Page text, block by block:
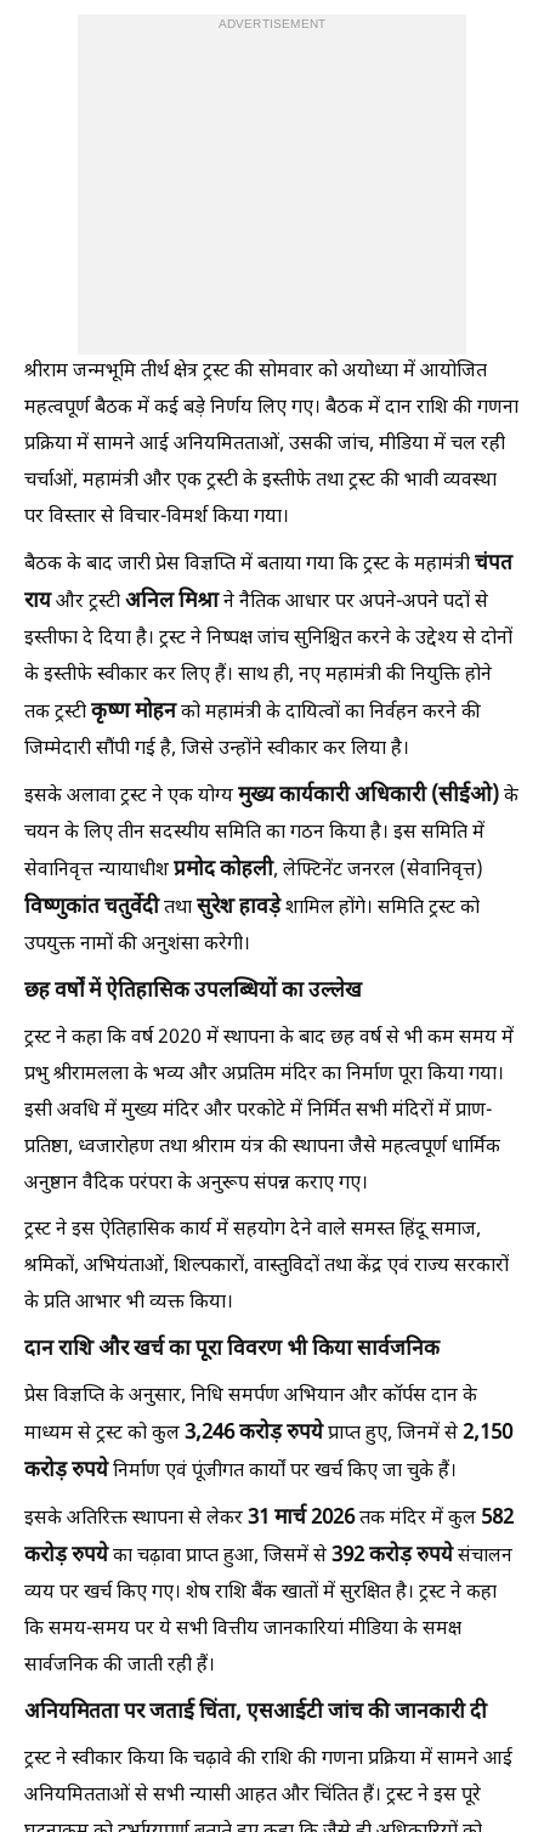
ADVERTISEMENT
श्रीराम जन्मभूमि तीर्थ क्षेत्र ट्रस्ट की सोमवार को अयोध्या में आयोजित
महत्वपूर्ण बैठक में कई बड़े निर्णय लिए गए। बैठक में दान राशि की गणना
प्रक्रिया में सामने आई अनियमितताओं, उसकी जांच, मीडिया में चल रही
चर्चाओं, महामंत्री और एक ट्रस्टी के इस्तीफे तथा ट्रस्ट की भावी व्यवस्था
पर विस्तार से विचार-विमर्श किया गया।
बैठक के बाद जारी प्रेस विज्ञप्ति में बताया गया कि ट्रस्ट के महामंत्रीचंपत
रायऔर ट्रस्टीअनिल मिश्राने नैतिक आधार पर अपने-अपने पदों से
इस्तीफा दे दिया है। ट्रस्ट ने निष्पक्ष जांच सुनिश्चित करने के उद्देश्य से दोनों
के इस्तीफे स्वीकार कर लिए हैं। साथ ही, नए महामंत्री की नियुक्ति होने
तक ट्रस्टीकृष्ण मोहनको महामंत्री के दायित्वों का निर्वहन करने की
जिम्मेदारी सौंपी गई है, जिसे उन्होंने स्वीकार कर लिया है।
इसके अलावा ट्रस्ट ने एक योग्यमुख्य कार्यकारी अधिकारी (सीईओ)के
चयन के लिए तीन सदस्यीय समिति का गठन किया है। इस समिति में
सेवानिवृत्त न्यायाधीशप्रमोद कोहली, लेफ्टिनेंट जनरल (सेवानिवृत्त)
विष्णुकांत चतुर्वेदीतथासुरेश हावड़ेशामिल होंगे। समिति ट्रस्ट को
उपयुक्त नामों की अनुशंसा करेगी।
छह वर्षों में ऐतिहासिक उपलब्धियों का उल्लेख
ट्रस्ट ने कहा कि वर्ष 2020 में स्थापना के बाद छह वर्ष से भी कम समय में
प्रभु श्रीरामलला के भव्य और अप्रतिम मंदिर का निर्माण पूरा किया गया।
इसी अवधि में मुख्य मंदिर और परकोटे में निर्मित सभी मंदिरों में प्राण-
प्रतिष्ठा, ध्वजारोहण तथा श्रीराम यंत्र की स्थापना जैसे महत्वपूर्ण धार्मिक
अनुष्ठान वैदिक परंपरा के अनुरूप संपन्न कराए गए।
ट्रस्ट ने इस ऐतिहासिक कार्य में सहयोग देने वाले समस्त हिंदू समाज,
श्रमिकों, अभियंताओं, शिल्पकारों, वास्तुविदों तथा केंद्र एवं राज्य सरकारों
के प्रति आभार भी व्यक्त किया।
दान राशि और खर्च का पूरा विवरण भी किया सार्वजनिक
प्रेस विज्ञप्ति के अनुसार, निधि समर्पण अभियान और कॉर्पस दान के
माध्यम से ट्रस्ट को कुल3,246 करोड़ रुपयेप्राप्त हुए, जिनमें से2,150
करोड़ रुपयेनिर्माण एवं पूंजीगत कार्यों पर खर्च किए जा चुके हैं।
इसके अतिरिक्त स्थापना से लेकर31 मार्च 2026तक मंदिर में कुल 582
करोड़ रुपयेका चढ़ावा प्राप्त हुआ, जिसमें से392 करोड़ रुपयेसंचालन
व्यय पर खर्च किए गए। शेष राशि बैंक खातों में सुरक्षित है। ट्रस्ट ने कहा
कि समय-समय पर ये सभी वित्तीय जानकारियां मीडिया के समक्ष
सार्वजनिक की जाती रही हैं।
अनियमितता पर जताई चिंता, एसआईटी जांच की जानकारी दी
ट्रस्ट ने स्वीकार किया कि चढ़ावे की राशि की गणना प्रक्रिया में सामने आई
अनियमितताओं से सभी न्यासी आहत और चिंतित हैं। ट्रस्ट ने इस पूरे